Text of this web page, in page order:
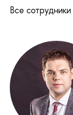
Все сотрудники